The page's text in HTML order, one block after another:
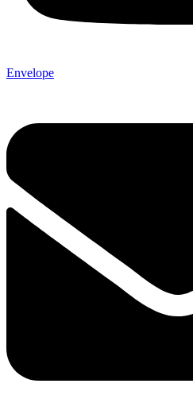
Envelope